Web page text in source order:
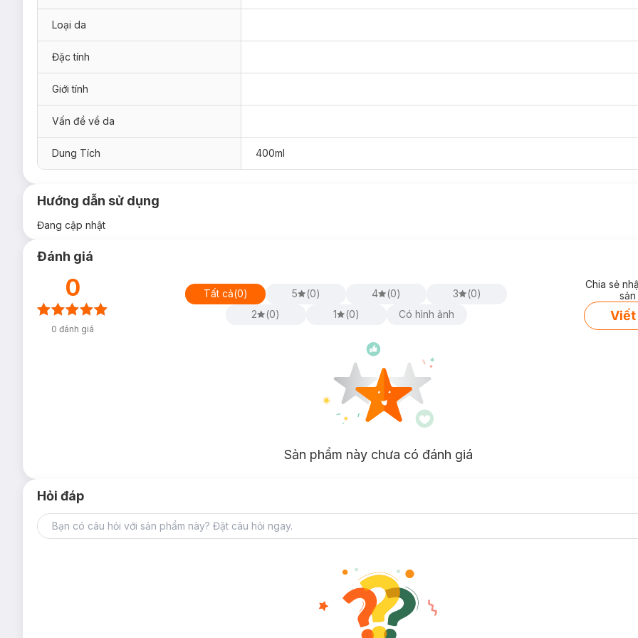
Loại da
Đặc tính
Giới tính
Vấn đề về da
Dung Tích 400ml
Hướng dẫn sử dụng
Đang cập nhật
Đánh giá
0
0 đánh giá
Tất cả(0) 5 (0) 4 (0) 3 (0)
2
(0) 1 (0) Có hình ảnh
Chia sẻ
Viết
Sản phẩm này chưa có đánh giá
Hỏi đáp